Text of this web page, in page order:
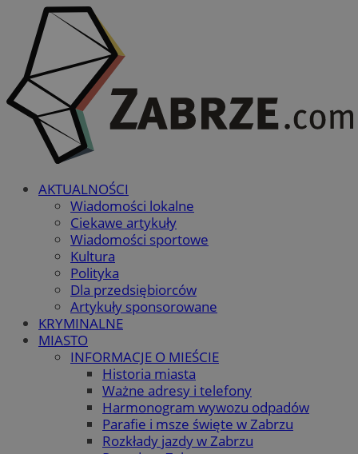
AKTUALNOŚCI
Wiadomości lokalne
Ciekawe artykuły
Wiadomości sportowe
Kultura
Polityka
Dla przedsiębiorców
Artykuły sponsorowane
KRYMINALNE
MIASTO
INFORMACJE O MIEŚCIE
Historia miasta
Ważne adresy i telefony
Harmonogram wywozu odpadów
Parafie i msze święte w Zabrzu
Rozkłady jazdy w Zabrzu